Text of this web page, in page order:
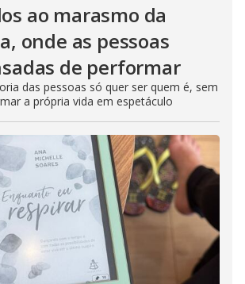
ao marasmo da
onde as pessoas
de performar
das pessoas só quer ser quem é, sem
a própria vida em espetáculo